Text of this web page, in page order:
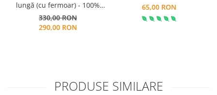
lungă (cu fermoar) - 100%
Lână Merino
330,00 RON
290,00 RON
65,00 RON
PRODUSE SIMILARE